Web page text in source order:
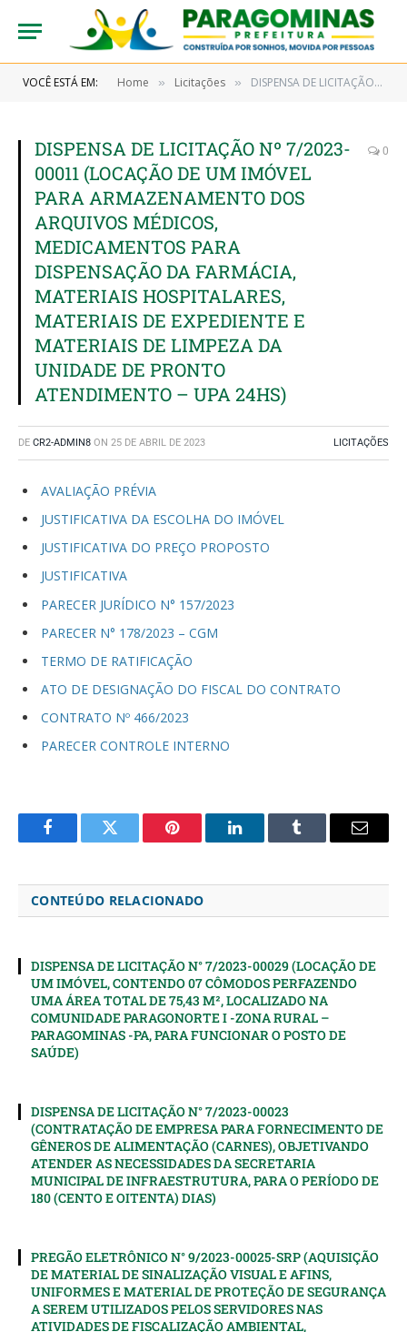
VOCÊ ESTÁ EM: Home » Licitações » DISPENSA DE LICITAÇÃO Nº 7/2023-00011 (LOCAÇÃO DE UM IMÓVEL PARA ARMAZENAMENTO DOS ARQUIVOS MÉDICOS, MEDICAMENTOS PARA DISPENSAÇÃO DA FARMÁCIA, MATERIAIS HOSPITALARES, MATERIAIS DE EXPEDIENTE E MATERIAIS DE LIMPEZA DA UNIDADE DE PRONTO ATENDIMENTO – UPA 24HS)
DISPENSA DE LICITAÇÃO Nº 7/2023-
00011 (LOCAÇÃO DE UM IMÓVEL
PARA ARMAZENAMENTO DOS
ARQUIVOS MÉDICOS,
MEDICAMENTOS PARA
DISPENSAÇÃO DA FARMÁCIA,
MATERIAIS HOSPITALARES,
MATERIAIS DE EXPEDIENTE E
MATERIAIS DE LIMPEZA DA
UNIDADE DE PRONTO
ATENDIMENTO – UPA 24HS)
0
DE CR2-ADMIN8 ON 25 DE ABRIL DE 2023 LICITAÇÕES
AVALIAÇÃO PRÉVIA
JUSTIFICATIVA DA ESCOLHA DO IMÓVEL
JUSTIFICATIVA DO PREÇO PROPOSTO
JUSTIFICATIVA
PARECER JURÍDICO N° 157/2023
PARECER N° 178/2023 – CGM
TERMO DE RATIFICAÇÃO
ATO DE DESIGNAÇÃO DO FISCAL DO CONTRATO
CONTRATO Nº 466/2023
PARECER CONTROLE INTERNO
FacebookTwitter Pinterest LinkedInTumblr Email
CONTEÚDO RELACIONADO
DISPENSA DE LICITAÇÃO N° 7/2023-00029 (LOCAÇÃO DE
UM IMÓVEL, CONTENDO 07 CÔMODOS PERFAZENDO
UMA ÁREA TOTAL DE 75,43 M², LOCALIZADO NA
COMUNIDADE PARAGONORTE I -ZONA RURAL –
PARAGOMINAS -PA, PARA FUNCIONAR O POSTO DE
SAÚDE)
DISPENSA DE LICITAÇÃO N° 7/2023-00023
(CONTRATAÇÃO DE EMPRESA PARA FORNECIMENTO DE
GÊNEROS DE ALIMENTAÇÃO (CARNES), OBJETIVANDO
ATENDER AS NECESSIDADES DA SECRETARIA
MUNICIPAL DE INFRAESTRUTURA, PARA O PERÍODO DE
180 (CENTO E OITENTA) DIAS)
PREGÃO ELETRÔNICO N° 9/2023-00025-SRP (AQUISIÇÃO
DE MATERIAL DE SINALIZAÇÃO VISUAL E AFINS,
UNIFORMES E MATERIAL DE PROTEÇÃO DE SEGURANÇA
A SEREM UTILIZADOS PELOS SERVIDORES NAS
ATIVIDADES DE FISCALIZAÇÃO AMBIENTAL,